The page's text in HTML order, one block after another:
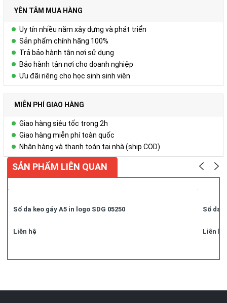
YÊN TÂM MUA HÀNG
Uy tín nhiều năm xây dựng và phát triển
Sản phẩm chính hãng 100%
Trả bảo hành tận nơi sử dụng
Bảo hành tận nơi cho doanh nghiệp
Ưu đãi riêng cho học sinh sinh viên
MIỄN PHÍ GIAO HÀNG
Giao hàng siêu tốc trong 2h
Giao hàng miễn phí toàn quốc
Nhận hàng và thanh toán tại nhà (ship COD)
SẢN PHẨM LIÊN QUAN
Sổ da keo gáy A5 in logo SDG 05250
Liên hệ
Sổ da
Liên hệ